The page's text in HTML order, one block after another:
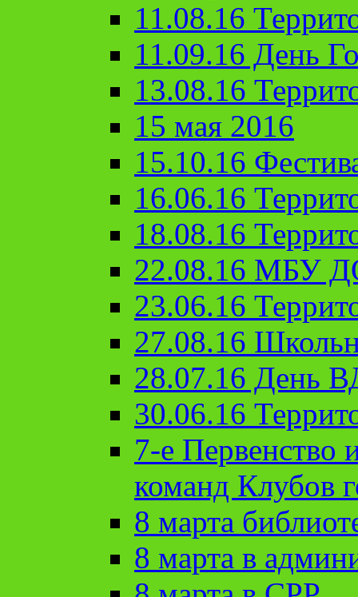
11.08.16
11.09.16 День
13.08.16
15 мая 2016
15.10.16
16.06.16
18.08.16
22.08.16 МБУ
23.06.16
27.08.16
28.07.16 День
30.06.16
7-е Первенство
команд Клубов
8 марта
8 марта в